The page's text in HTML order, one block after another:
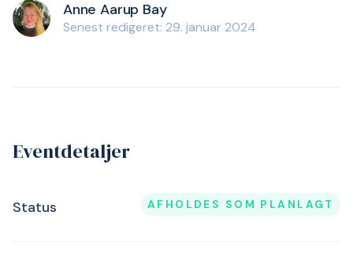
Anne Aarup Bay
Senest redigeret: 29. januar 2024
Eventdetaljer
Status AFHOLDES SOM PLANLAGT